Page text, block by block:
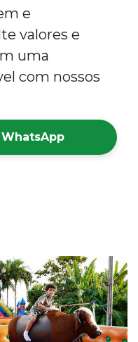
e
valores e
uma
com nossos